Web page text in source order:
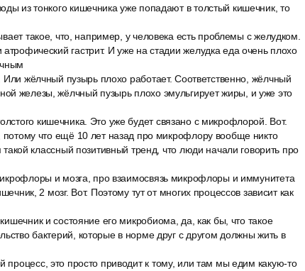
из тонкого кишечника уже попадают в толстый кишечник, то
такое, что, например, у человека есть проблемы с желудком.
гастрит. И уже на стадии желудка еда очень плохо
Или жёлчный пузырь плохо работает. Соответственно, жёлчный
железы, жёлчный пузырь плохо эмульгирует жиры, и уже это
кишечника. Это уже будет связано с микрофлорой. Вот.
потому что ещё 10 лет назад про микрофлору вообще никто
классный позитивный тренд, что люди начали говорить про
и мозга, про взаимосвязь микрофлоры и иммунитета
2 мозг. Вот. Поэтому тут от многих процессов зависит как
и состояние его микробиома, да, как бы, что такое
бактерий, которые в норме друг с другом должны жить в
процесс, это просто приводит к тому, или там мы едим какую-то